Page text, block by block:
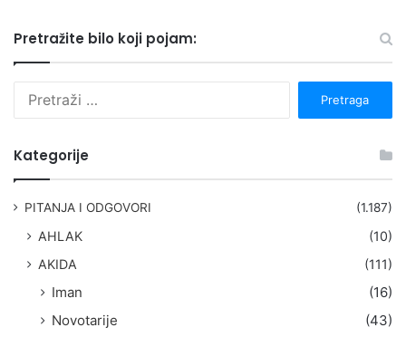
Pretražite bilo koji pojam:
Kategorije
PITANJA I ODGOVORI (1.187)
AHLAK
(10)
AKIDA
(111)
Iman
(16)
Novotarije
(43)